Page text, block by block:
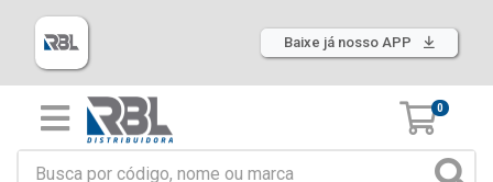
Baixe já nosso APP
0